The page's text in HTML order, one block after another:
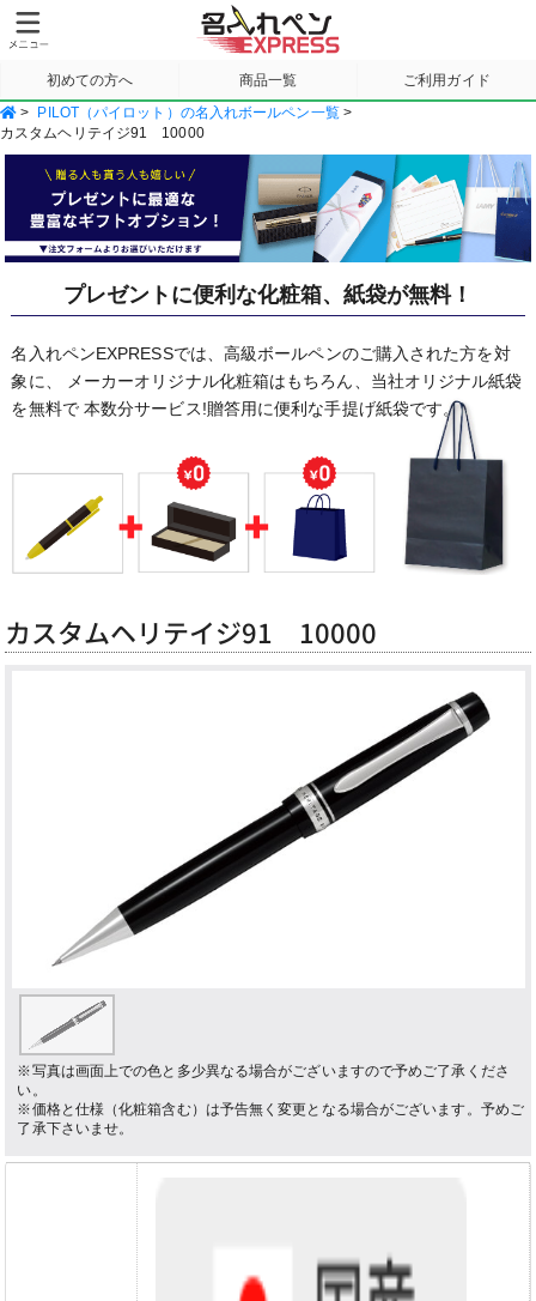
初めての方へ 商品一覧 ご利用ガイド
サンプル請求
> PILOT（パイロット）の名入れボールペン一覧>
カスタムヘリテイジ91 10000
プレゼントに便利な化粧箱、紙袋が無料！
名入れペンEXPRESSでは、高級ボールペンのご購入された方を対
象に、
メーカーオリジナル化粧箱はもちろん、当社オリジナル紙袋
を無料で本数分サービス!贈答用に便利な手提げ紙袋です。
カスタムヘリテイジ91 10000
※写真は画面上での色と多少異なる場合がございますので予めご了承くださ
い。
※価格と仕様（化粧箱含む）は予告無く変更となる場合がございます。予めご
了承下さいませ。